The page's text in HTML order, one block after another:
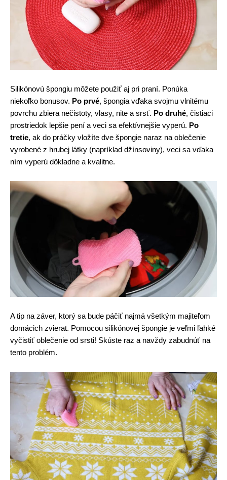
Silikónovú špongiu môžete použiť aj pri praní. Ponúka
niekoľko bonusov. Po prvé, špongia vďaka svojmu vlnitému
povrchu zbiera nečistoty, vlasy, nite a srsť. Po druhé, čistiaci
prostriedok lepšie pení a veci sa efektívnejšie vyperú. Po
tretie, ak do práčky vložíte dve špongie naraz na oblečenie
vyrobené z hrubej látky (napríklad džínsoviny), veci sa vďaka
ním vyperú dôkladne a kvalitne.
A tip na záver, ktorý sa bude páčiť najmä všetkým majiteľom
domácich zvierat. Pomocou silikónovej špongie je veľmi ľahké
vyčistiť oblečenie od srsti! Skúste raz a navždy zabudnúť na
tento problém.